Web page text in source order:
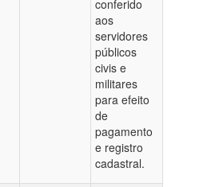
conferido
aos
servidores
públicos
civis e
militares
para efeito
de
pagamento
e registro
cadastral.